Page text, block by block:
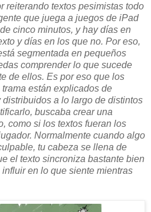
reiterando textos pesimistas todo
que juega a juegos de iPad
cinco minutos, y hay días en
y días en los que no. Por eso,
segmentada en pequeños
comprender lo que sucede
de ellos. Es por eso que los
están explicados de
a lo largo de distintos
buscaba crear una
como si los textos fueran los
Normalmente cuando algo
tu cabeza se llena de
el texto sincroniza bastante bien
en lo que siente mientras